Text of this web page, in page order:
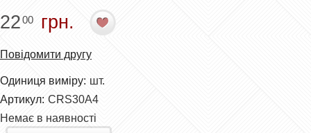
2200 грн.
Повідомити другу
Одиниця виміру: шт.
Артикул: CRS30A4
Немає в наявності